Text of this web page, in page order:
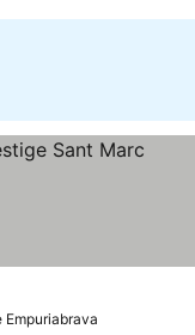
Empuriabrava